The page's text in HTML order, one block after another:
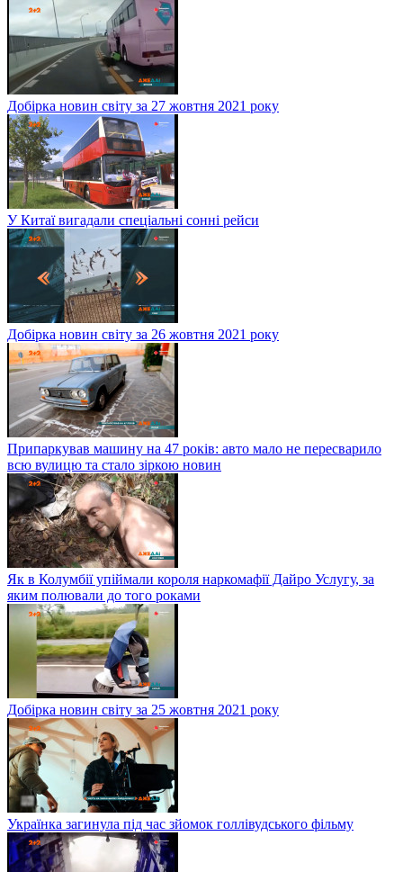
Добірка новин світу за 27 жовтня 2021 року
У Китаї вигадали спеціальні сонні рейси
Добірка новин світу за 26 жовтня 2021 року
Припаркував машину на 47 років: авто мало не пересварило
всю вулицю та стало зіркою новин
Як в Колумбії упіймали короля наркомафії Дайро Услугу, за
яким полювали до того роками
Добірка новин світу за 25 жовтня 2021 року
Українка загинула під час зйомок голлівудського фільму